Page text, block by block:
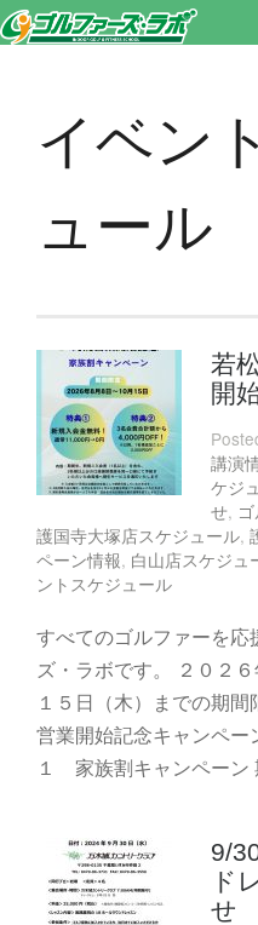
にゴルフレッスン！
イベン
ュール
若
開
講演
ケジ
せ,
護国寺大塚店スケジュール,
ペーン情報, 白山店スケジュ
ントスケジュール
すべてのゴルファーを
ズ・ラボです。 ２０２
１５日（木）までの期
営業開始記念キャンペ
１ 家族割キャンペー
9/
ド
せ